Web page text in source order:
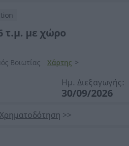
τ.μ. με χώρο
Βοιωτίας Χάρτης >
Ημ. Διεξαγωγής:
30/09/2026
>>